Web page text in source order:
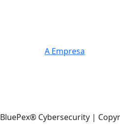
A Empresa
BluePex® Cybersecurity |